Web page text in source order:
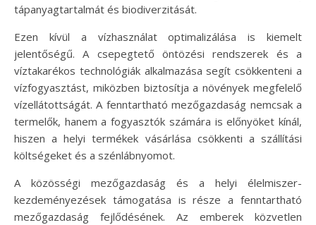
tápanyagtartalmát és biodiverzitását.
Ezen kívül a vízhasználat optimalizálása is kiemelt
jelentőségű. A csepegtető öntözési rendszerek és a
víztakarékos technológiák alkalmazása segít csökkenteni a
vízfogyasztást, miközben biztosítja a növények megfelelő
vízellátottságát. A fenntartható mezőgazdaság nemcsak a
termelők, hanem a fogyasztók számára is előnyöket kínál,
hiszen a helyi termékek vásárlása csökkenti a szállítási
költségeket és a szénlábnyomot.
A közösségi mezőgazdaság és a helyi élelmiszer-
kezdeményezések támogatása is része a fenntartható
mezőgazdaság fejlődésének. Az emberek közvetlen